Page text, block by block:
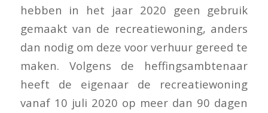
hebben in het jaar 2020 geen gebruik
gemaakt van de recreatiewoning, anders
dan nodig om deze voor verhuur gereed te
maken. Volgens de heffingsambtenaar
heeft de eigenaar de recreatiewoning
vanaf 10 juli 2020 op meer dan 90 dagen